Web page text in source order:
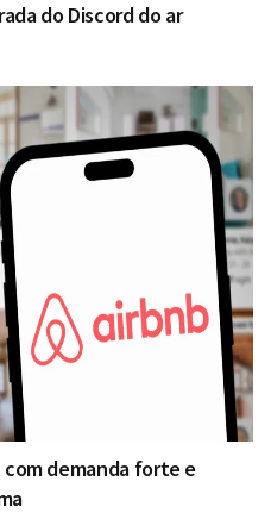
do Discord do ar
demanda forte e